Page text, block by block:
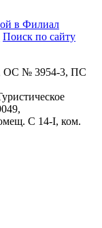
в Филиал
Поиск по сайту
ОС № 3954-3, ПС
С 14-I, ком.